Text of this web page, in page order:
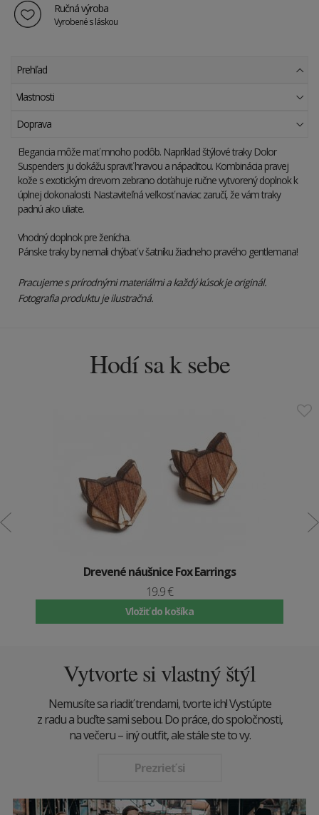
Ručná výroba
Vyrobené s láskou
Prehľad
Vlastnosti
Doprava
Elegancia môže mať mnoho podôb. Napríklad štýlové traky Dolor
Suspenders ju dokážu spraviť hravou a nápaditou. Kombinácia pravej
kože s exotickým drevom zebrano doťahuje ručne vytvorený doplnok k
úplnej dokonalosti. Nastaviteľná veľkosť naviac zaručí, že vám traky
padnú ako uliate.
Vhodný doplnok pre ženícha.
Pánske traky by nemali chýbať v šatníku žiadneho pravého gentlemana!
Pracujeme s prírodnými materiálmi a každý kúsok je originál.
Fotografia produktu je ilustračná.
Hodí sa k sebe
Drevené náušnice Fox Earrings
19.9 €
Vložiť do košíka
Vytvorte si vlastný štýl
Nemusíte sa riadiť trendami, tvorte ich! Vystúpte
z radu a buďte sami sebou. Do práce, do spoločnosti,
na večeru – iný outfit, ale stále ste to vy.
Prezrieť si